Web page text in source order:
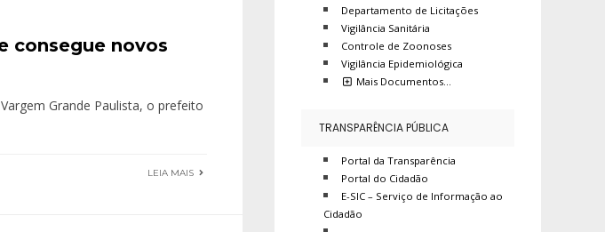
consegue novos
Grande Paulista, o prefeito
LEIA MAIS
Departamento de Licitações
Vigilância Sanitária
Controle de Zoonoses
Vigilância Epidemiológica
Mais Documentos…
TRANSPARÊNCIA PÚBLICA
Portal da Transparência
Portal do Cidadão
E-SIC – Serviço de Informação ao
Cidadão